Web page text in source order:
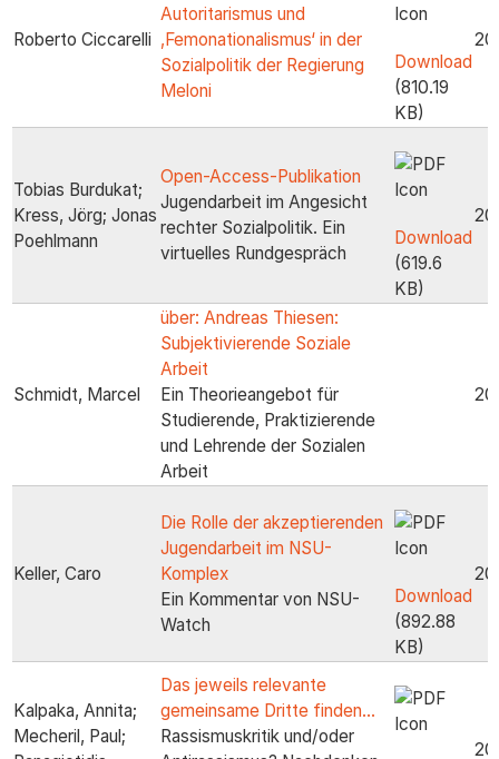
Roberto Ciccarelli
Autoritarismus und
‚Femonationalismus‘ in der
Sozialpolitik der Regierung
Meloni
Download
(810.19
KB)
Tobias Burdukat;
Kress, Jörg; Jonas
Poehlmann
Open-Access-Publikation
Jugendarbeit im Angesicht
rechter Sozialpolitik. Ein
virtuelles Rundgespräch
Download
(619.6
KB)
Schmidt, Marcel
über: Andreas Thiesen:
Subjektivierende Soziale
Arbeit
Ein Theorieangebot für
Studierende, Praktizierende
und Lehrende der Sozialen
Arbeit
Keller, Caro
Die Rolle der akzeptierenden
Jugendarbeit im NSU-
Komplex
Ein Kommentar von NSU-
Watch
Download
(892.88
KB)
Kalpaka, Annita;
Mecheril, Paul;
Das jeweils relevante
gemeinsame Dritte finden...
Rassismuskritik und/oder